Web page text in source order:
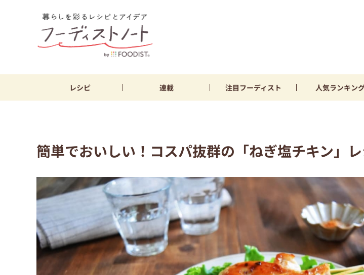
レシピ 連載 注目フーディスト 人気ランキン
簡単でおいしい！コスパ抜群の「ねぎ塩チキン」